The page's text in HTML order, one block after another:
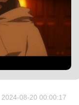
2024-08-20 00:00:17